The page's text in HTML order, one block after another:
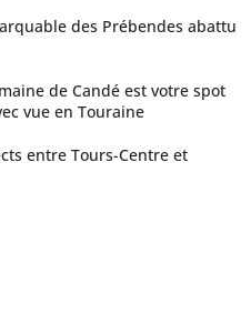
des Prébendes abattu
de Candé est votre spot
vue en Touraine
entre Tours-Centre et